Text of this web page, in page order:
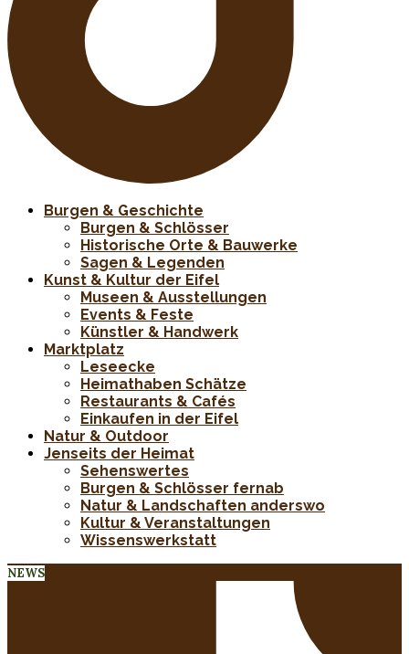
Burgen & Geschichte
Burgen & Schlösser
Historische Orte & Bauwerke
Sagen & Legenden
Kunst & Kultur der Eifel
Museen & Ausstellungen
Events & Feste
Künstler & Handwerk
Marktplatz
Leseecke
Heimathaben Schätze
Restaurants & Cafés
Einkaufen in der Eifel
Natur & Outdoor
Jenseits der Heimat
Sehenswertes
Burgen & Schlösser fernab
Natur & Landschaften anderswo
Kultur & Veranstaltungen
Wissenswerkstatt
NEWS